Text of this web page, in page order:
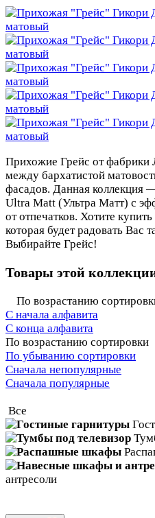
Прихожие Грейс от фабрики
между бархатистой
фасадов. Данная коллекция
Ultra Matt (Ультра Матт) с
от отпечатков. Хотите
которая будет радовать Вас
Выбирайте Грейс!
Товары этой
По возрастанию
С начала алфавита
С конца алфавита
По возрастанию сортировки
По убыванию сортировки
Сначала непопулярные
Сначала популярные
Все
антресоли